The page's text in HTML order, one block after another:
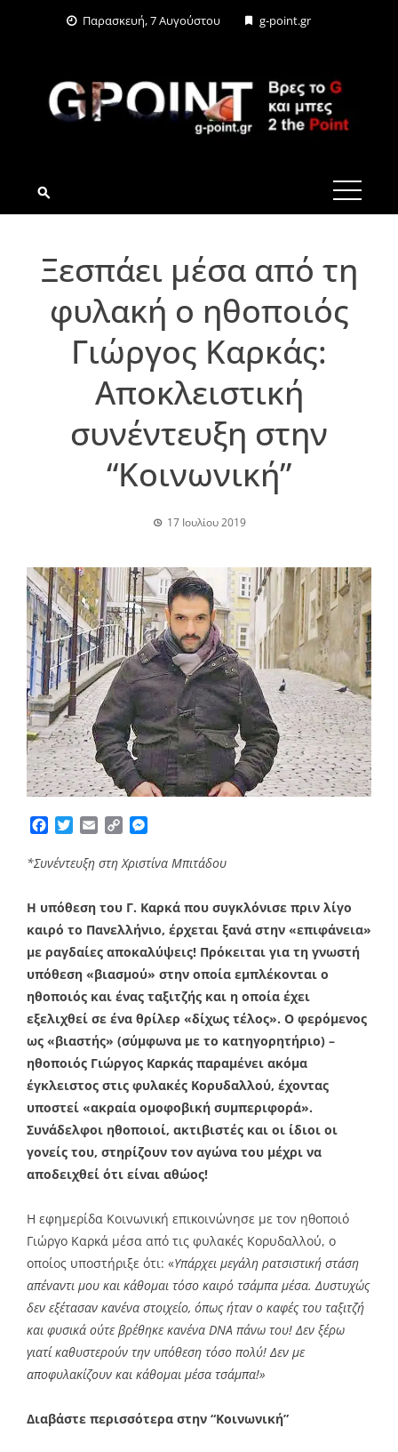
Παρασκευή, 7 Αυγούστου g-point.gr
G-POINT.GR
Ξεσπάει μέσα από τη
φυλακή ο ηθοποιός
Γιώργος Καρκάς:
Αποκλειστική
συνέντευξη στην
“Κοινωνική”
17 Ιουλίου 2019
Facebook
TwitterEmailCopy
*Συνέντευξη στη Χριστίνα Μπιτάδου
Η υπόθεση του Γ. Καρκά που συγκλόνισε πριν λίγο
καιρό το Πανελλήνιο, έρχεται ξανά στην «επιφάνεια»
με ραγδαίες αποκαλύψεις! Πρόκειται για τη γνωστή
υπόθεση «βιασμού» στην οποία εμπλέκονται ο
ηθοποιός και ένας ταξιτζής και η οποία έχει
εξελιχθεί σε ένα θρίλερ «δίχως τέλος». Ο φερόμενος
ως «βιαστής» (σύμφωνα με το κατηγορητήριο) –
ηθοποιός Γιώργος Καρκάς παραμένει ακόμα
έγκλειστος στις φυλακές Κορυδαλλού, έχοντας
υποστεί «ακραία ομοφοβική συμπεριφορά».
Συνάδελφοι ηθοποιοί, ακτιβιστές και οι ίδιοι οι
γονείς του, στηρίζουν τον αγώνα του μέχρι να
αποδειχθεί ότι είναι αθώος!
Η εφημερίδα Κοινωνική επικοινώνησε με τον ηθοποιό
Γιώργο Καρκά μέσα από τις φυλακές Κορυδαλλού, ο
οποίος υποστήριξε ότι: «Υπάρχει μεγάλη ρατσιστική στάση
απέναντι μου και κάθομαι τόσο καιρό τσάμπα μέσα. Δυστυχώς
δεν εξέτασαν κανένα στοιχείο, όπως ήταν ο καφές του ταξιτζή
και φυσικά ούτε βρέθηκε κανένα DNA πάνω του! Δεν ξέρω
γιατί καθυστερούν την υπόθεση τόσο πολύ! Δεν με
αποφυλακίζουν και κάθομαι μέσα τσάμπα!»
Διαβάστε περισσότερα στην “Κοινωνική”